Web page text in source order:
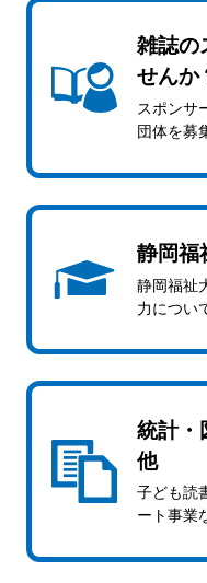
雑誌の
せんか
スポンサ
団体を募
静岡福
静岡福祉
力につい
統計・
他
子ども読
ート事業